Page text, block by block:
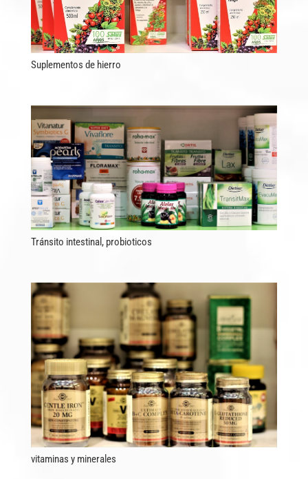
Suplementos de hierro
Tránsito intestinal, probioticos
vitaminas y minerales